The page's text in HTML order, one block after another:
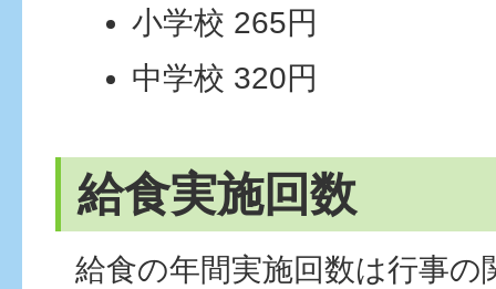
小学校 265円
中学校 320円
給食実施回数
給食の年間実施回数は行事の